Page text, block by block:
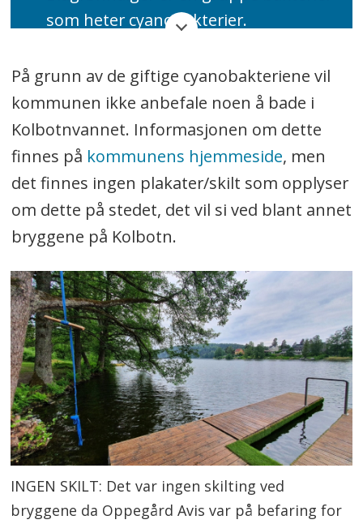
som heter cyanobakterier.
oktober kan det oppstå en
oppblomstring av disse bakteriene i
elver, innsjøer og havet.
Cyanobakteriene kan da produsere
toksiner (giftstoffer) og lukt- og
smaksstoffer.
brun eller rød farge, avhengig av
forholdet mellom de ulike
pigmentene. Dette kalles en
algeoppblomstring.
Etter synlig blomstring synker algene
til bunns, men kan dvele ved
overflaten i noen dager.
På grunn av de giftige cyanobakteriene vil
kommunen ikke anbefale noen å bade i
Kolbotnvannet. Informasjonen om dette
finnes på kommunens hjemmeside, men
det finnes ingen plakater/skilt som opplyser
om dette på stedet, det vil si ved blant annet
bryggene på Kolbotn.
INGEN SKILT: Det var ingen skilting ved
bryggene da Oppegård Avis var på befaring for